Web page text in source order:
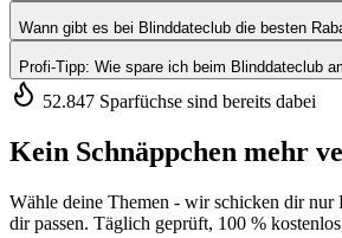
Wann gibt es bei Blinddateclub die besten
Profi-Tipp: Wie spare ich beim Blinddateclub
52.847 Sparfüchse sind bereits dabei
Kein Schnäppchen mehr
Wähle deine Themen - wir schicken dir
dir passen. Täglich geprüft, 100 %